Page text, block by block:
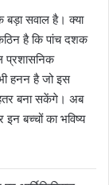
बड़ा सवाल है। क्या
है कि पांच दशक
प्रशासनिक
हनन है जो इस
बना सकेंगे। अब
बच्चों का भविष्य